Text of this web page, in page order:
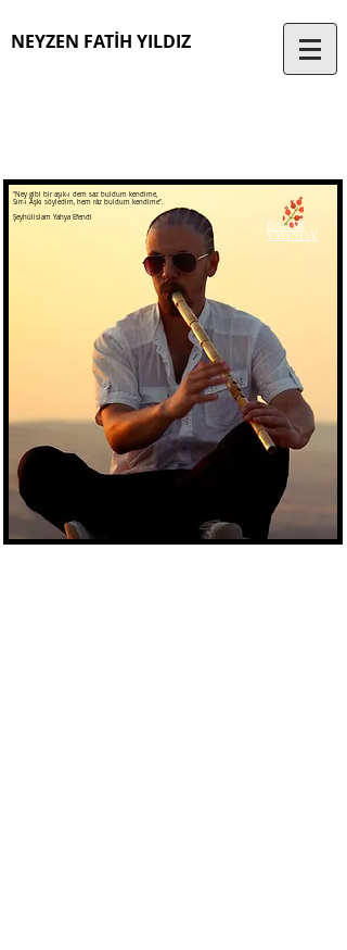
NEYZEN FATİH YILDIZ
BAHAR
YAYINDA!
"Ney gibi bir aşık-ı dem saz buldum kendime,
Sırr-ı Aşkı söyledim, hem râz buldum kendime".
Şeyhülislam Yahya Efendi